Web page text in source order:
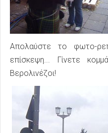
Απολαύστε το φωτο-
επίσκεψη... Γίνετε
Βερολινέζοι!